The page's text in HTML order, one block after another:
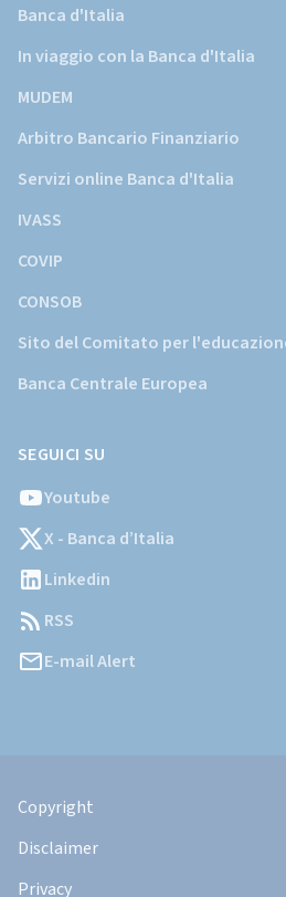
Banca d'Italia
In viaggio con la Banca d'Italia
MUDEM
Arbitro Bancario Finanziario
Servizi online Banca d'Italia
IVASS
COVIP
CONSOB
Sito del Comitato per
Banca Centrale Europea
SEGUICI SU
Youtube
X - Banca d’Italia
Linkedin
RSS
E-mail Alert
Legali
Copyright
Disclaimer
Privacy